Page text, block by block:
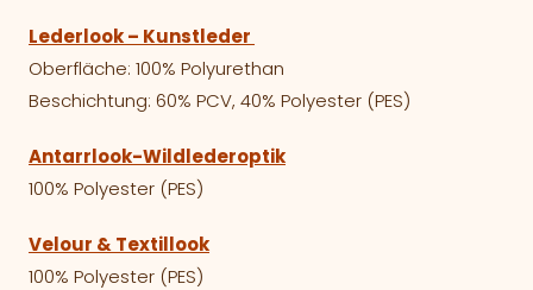
Lederlook – Kunstleder
Oberfläche: 100% Polyurethan
Beschichtung: 60% PCV, 40% Polyester (PES)
Antarrlook-Wildlederoptik
100% Polyester (PES)
Velour & Textillook
100% Polyester (PES)